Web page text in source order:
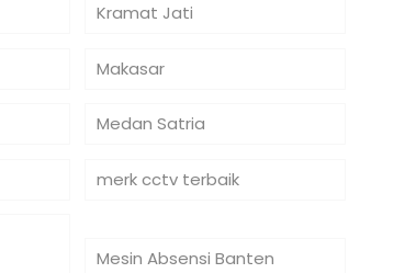
Kramat Jati
Makasar
Medan Satria
merk cctv terbaik
Mesin Absensi Banten